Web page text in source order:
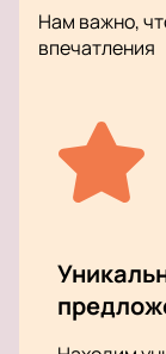
которые
ожидает
Благодаря
группы
несмотря на
находитесь.
посещения
исполнителя!
Нам важно,
впечатления